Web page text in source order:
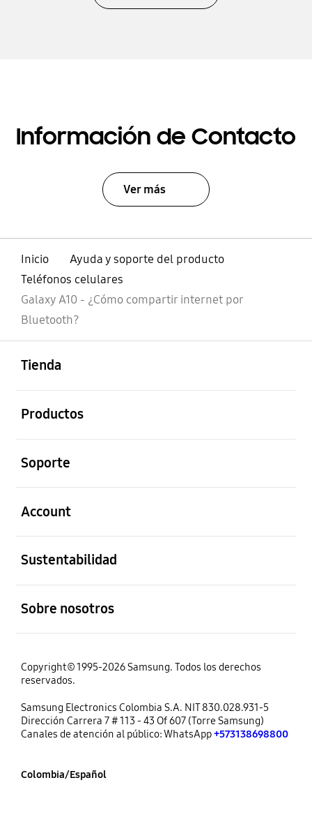
Información de Contacto
Ver más
Inicio
Ayuda y soporte del producto
Teléfonos celulares
Galaxy A10 - ¿Cómo compartir internet por
Bluetooth?
Tienda
Productos
Soporte
Account
Sustentabilidad
Sobre nosotros
Copyright© 1995-2026 Samsung. Todos los derechos
reservados.
Samsung Electronics Colombia S.A. NIT 830.028.931-5
Dirección Carrera 7 # 113 - 43 Of 607 (Torre Samsung)
Canales de atención al público: WhatsApp+573138698800
Colombia/Español